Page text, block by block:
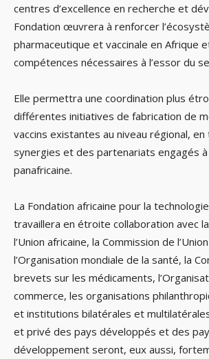
centres d’excellence en recherche et
Fondation œuvrera à renforcer
pharmaceutique et vaccinale en Afrique
compétences nécessaires à l’essor du
Elle permettra une coordination plus
différentes initiatives de fabrication de
vaccins existantes au niveau régional,
synergies et des partenariats engagés à
panafricaine.
La Fondation africaine pour la
travaillera en étroite collaboration avec
l’Union africaine, la Commission de
l’Organisation mondiale de la santé, la
brevets sur les médicaments,
commerce, les organisations
et institutions bilatérales et
et privé des pays développés et des
développement seront, eux aussi,